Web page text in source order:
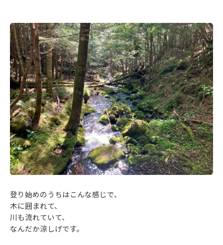
登り始めのうちはこんな感じで、
木に囲まれて、
川も流れていて、
なんだか涼しげです。